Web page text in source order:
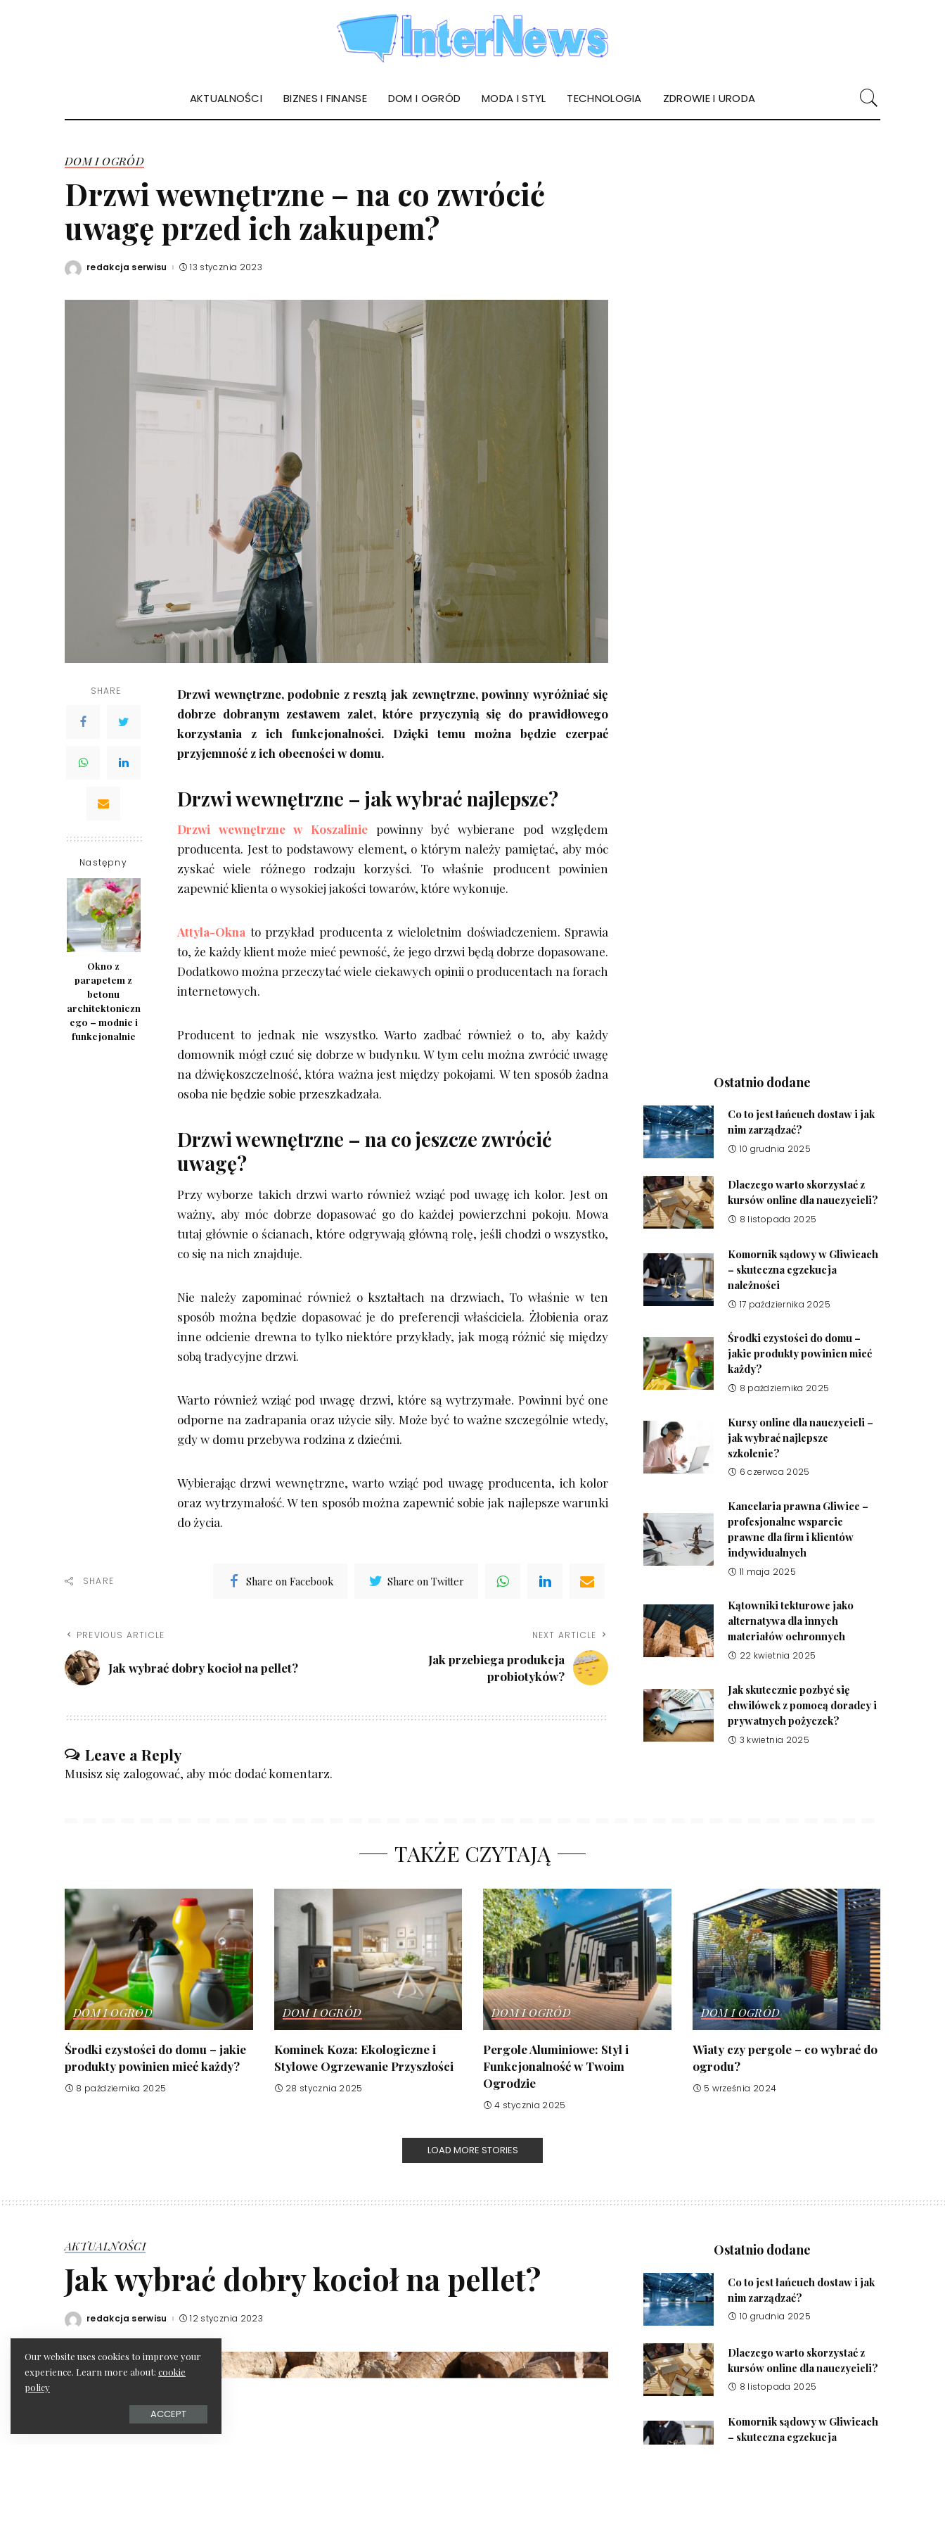
AKTUALNOŚCI BIZNES I FINANSE DOM I OGRÓD MODA I STYL TECHNOLOGIA ZDROWIE I URODA
DOM I OGRÓD
Drzwi wewnętrzne – na co zwrócić
uwagę przed ich zakupem?
Posted
redakcja serwisu 13 stycznia 2023
SHARE
Następny
Okno z
parapetem z
betonu
architektoniczn
ego – modnie i
funkcjonalnie
Drzwi wewnętrzne, podobnie z resztą jak zewnętrzne, powinny wyróżniać się
dobrze dobranym zestawem zalet, które przyczynią się do prawidłowego
korzystania z ich funkcjonalności. Dzięki temu można będzie czerpać
przyjemność z ich obecności w domu.
Drzwi wewnętrzne – jak wybrać najlepsze?
Drzwi wewnętrzne w Koszaliniepowinny być wybierane pod względem
producenta. Jest to podstawowy element, o którym należy pamiętać, aby móc
zyskać wiele różnego rodzaju korzyści. To właśnie producent powinien
zapewnić klienta o wysokiej jakości towarów, które wykonuje.
Attyla-Okna to przykład producenta z wieloletnim doświadczeniem. Sprawia
to, że każdy klient może mieć pewność, że jego drzwi będą dobrze dopasowane.
Dodatkowo można przeczytać wiele ciekawych opinii o producentach na forach
internetowych.
Producent to jednak nie wszystko. Warto zadbać również o to, aby każdy
domownik mógł czuć się dobrze w budynku. W tym celu można zwrócić uwagę
na dźwiękoszczelność, która ważna jest między pokojami. W ten sposób żadna
osoba nie będzie sobie przeszkadzała.
Drzwi wewnętrzne – na co jeszcze zwrócić
uwagę?
Przy wyborze takich drzwi warto również wziąć pod uwagę ich kolor. Jest on
ważny, aby móc dobrze dopasować go do każdej powierzchni pokoju. Mowa
tutaj głównie o ścianach, które odgrywają główną rolę, jeśli chodzi o wszystko,
co się na nich znajduje.
Nie należy zapominać również o kształtach na drzwiach, To właśnie w ten
sposób można będzie dopasować je do preferencji właściciela. Żłobienia oraz
inne odcienie drewna to tylko niektóre przykłady, jak mogą różnić się między
sobą tradycyjne drzwi.
Warto również wziąć pod uwagę drzwi, które są wytrzymałe. Powinni być one
odporne na zadrapania oraz użycie siły. Może być to ważne szczególnie wtedy,
gdy w domu przebywa rodzina z dziećmi.
Wybierając drzwi wewnętrzne, warto wziąć pod uwagę producenta, ich kolor
oraz wytrzymałość. W ten sposób można zapewnić sobie jak najlepsze warunki
do życia.
SHARE Share on Facebook Share on Twitter
PREVIOUS ARTICLE
Jak wybrać dobry kocioł na pellet?
NEXT ARTICLE
Jak przebiega produkcja
probiotyków?
Leave a Reply
Musisz się zalogować, aby móc dodać komentarz.
Ostatnio dodane
Co to jest łańcuch dostaw i jak
nim zarządzać?
10 grudnia 2025
Dlaczego warto skorzystać z
kursów online dla nauczycieli?
8 listopada 2025
Komornik sądowy w Gliwicach
– skuteczna egzekucja
należności
17 października 2025
Środki czystości do domu –
jakie produkty powinien mieć
każdy?
8 października 2025
Kursy online dla nauczycieli –
jak wybrać najlepsze
szkolenie?
6 czerwca 2025
Kancelaria prawna Gliwice –
profesjonalne wsparcie
prawne dla firm i klientów
indywidualnych
11 maja 2025
Kątowniki tekturowe jako
alternatywa dla innych
materiałów ochronnych
22 kwietnia 2025
Jak skutecznie pozbyć się
chwilówek z pomocą doradcy i
prywatnych pożyczek?
3 kwietnia 2025
TAKŻE CZYTAJĄ
DOM I OGRÓD
Środki czystości do domu – jakie
produkty powinien mieć każdy?
8 października 2025
DOM I OGRÓD
Kominek Koza: Ekologiczne i
Stylowe Ogrzewanie Przyszłości
28 stycznia 2025
DOM I OGRÓD
Pergole Aluminiowe: Styl i
Funkcjonalność w Twoim
Ogrodzie
4 stycznia 2025
DOM I OGRÓD
Wiaty czy pergole – co wybrać do
ogrodu?
5 września 2024
LOAD MORE STORIES
AKTUALNOŚCI
Jak wybrać dobry kocioł na pellet?
Posted
redakcja serwisu 12 stycznia 2023
Ostatnio dodane
Co to jest łańcuch dostaw i jak
nim zarządzać?
10 grudnia 2025
Dlaczego warto skorzystać z
kursów online dla nauczycieli?
8 listopada 2025
Komornik sądowy w Gliwicach
– skuteczna egzekucja
Our website uses cookies to improve your
experience. Learn more about: cookie
policy
ACCEPT